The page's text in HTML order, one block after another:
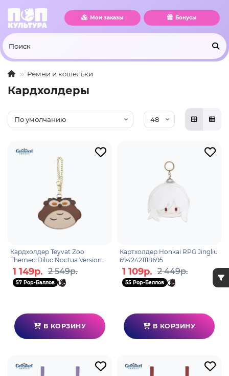
Мои заказы Бонусы
Ремни и кошельки
Кардхолдеры
Кардхолдер Teyvat Zoo
Themed Diluc Noctua Version
6975628244034
1 149р. 2 549р.
57 Pop-Баллов
В КОРЗИНУ
Картхолдер Honkai RPG Jingliu
6942421118695
1 109р. 2 449р.
55 Pop-Баллов
В КОРЗИНУ